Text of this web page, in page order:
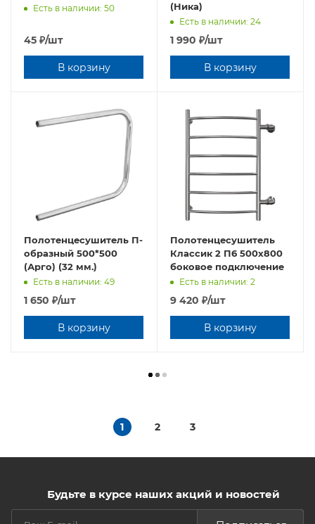
Есть в наличии: 50
45 ₽/шт
В корзину
(Ника)
Есть в наличии: 24
1 990 ₽/шт
В корзину
Полотенцесушитель П-
образный 500*500
(Арго) (32 мм.)
Есть в наличии: 49
1 650 ₽/шт
В корзину
Полотенцесушитель
Классик 2 П6 500х800
боковое подключение
Есть в наличии: 2
9 420 ₽/шт
В корзину
1 2 3
Будьте в курсе наших акций и новостей